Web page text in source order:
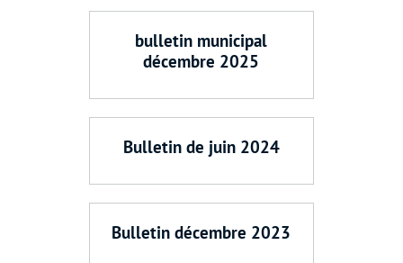
bulletin municipal
décembre 2025
Bulletin de juin 2024
Bulletin décembre 2023